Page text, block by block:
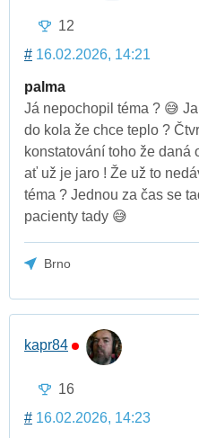
12
# 16.02.2026, 14:21
palma
Já nepochopil téma ? 😅
do kola že chce teplo ?
konstatování toho že daná
ať už je jaro ! Že už to
téma ? Jednou za čas se
pacienty tady 😅
Brno
kapr84
16
# 16.02.2026, 14:23